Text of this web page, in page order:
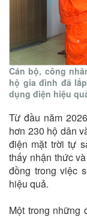
Cán bộ, công
hộ gia đình đã
dụng điện hiệu
Từ đầu năm
hơn 230 hộ dân
điện mặt trời tự
thấy nhận thức
đồng trong việc
hiệu quả.
Một trong những